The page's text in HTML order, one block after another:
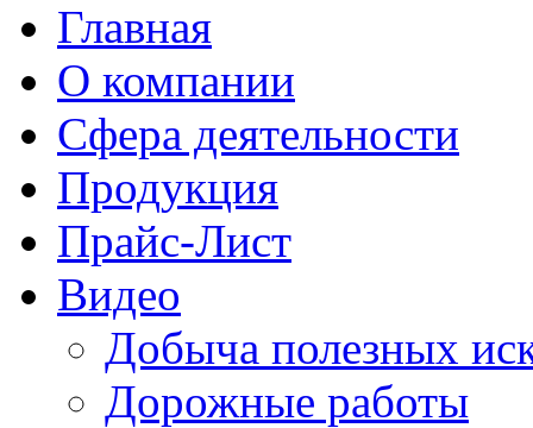
Главная
О компании
Сфера деятельности
Продукция
Прайс-Лист
Видео
Добыча полезных
Дорожные работы